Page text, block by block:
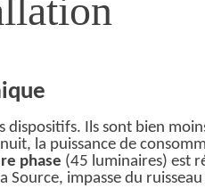
dispositifs. Ils sont bien
la puissance de
phase (45 luminaires) est
Source, impasse du